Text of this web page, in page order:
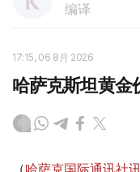
编译
17:15, 06 8月 2026
哈萨克斯坦黄金